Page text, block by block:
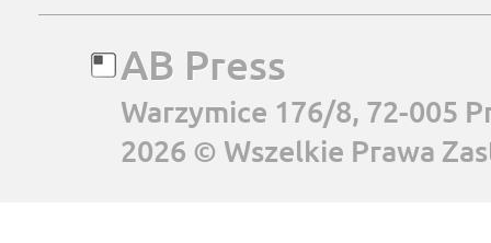
AB Press
Warzymice 176/8, 72-005
2026 © Wszelkie Prawa